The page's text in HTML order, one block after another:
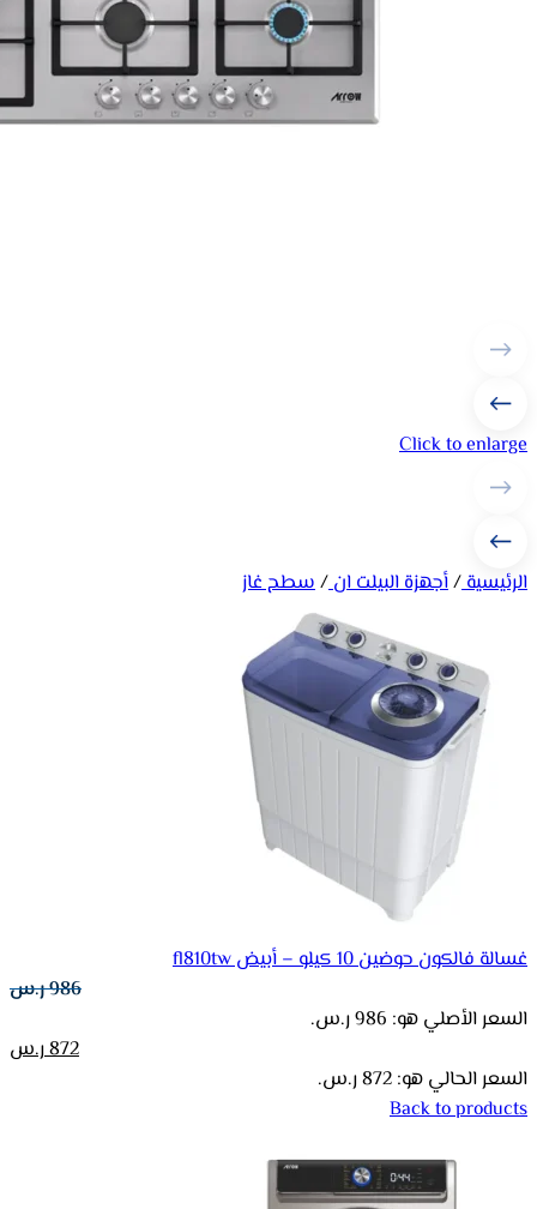
Click to enlarge
الرئيسية/أجهزة البيلت ان/سطح غاز
غسالة فالكون حوضين 10 كيلو – أبيض fl810tw
986ر.س
السعر الأصلي هو: 986 ر.س.
872ر.س
السعر الحالي هو: 872 ر.س.
Back to products